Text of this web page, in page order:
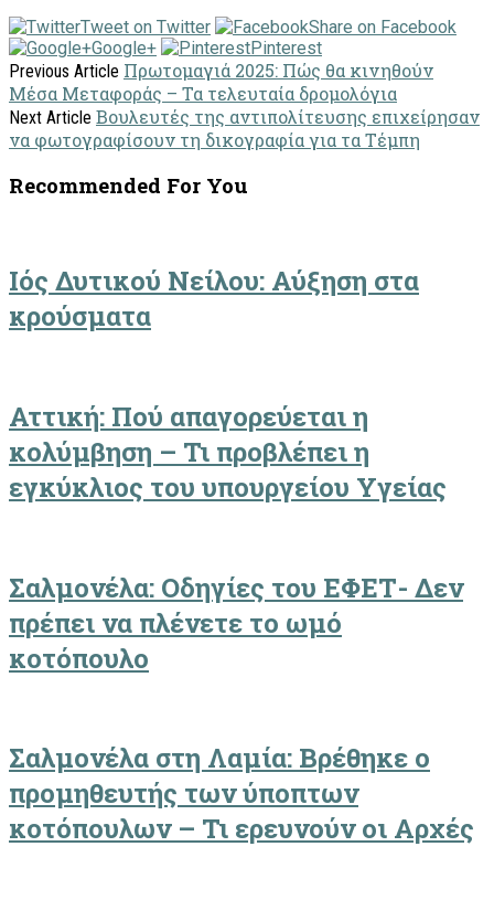
Tweet on Twitter
Share on Facebook
Google+
Pinterest
Previous Article Πρωτομαγιά 2025: Πώς θα κινηθούν
Μέσα Μεταφοράς – Τα τελευταία δρομολόγια
Next Article Βουλευτές της αντιπολίτευσης επιχείρησαν
να φωτογραφίσουν τη δικογραφία για τα Τέμπη
Recommended For You
Ιός Δυτικού Νείλου: Αύξηση στα
κρούσματα
Αττική: Πού απαγορεύεται η
κολύμβηση – Τι προβλέπει η
εγκύκλιος του υπουργείου Υγείας
Σαλμονέλα: Οδηγίες του ΕΦΕΤ- Δεν
πρέπει να πλένετε το ωμό
κοτόπουλο
Σαλμονέλα στη Λαμία: Βρέθηκε ο
προμηθευτής των ύποπτων
κοτόπουλων – Τι ερευνούν οι Αρχές